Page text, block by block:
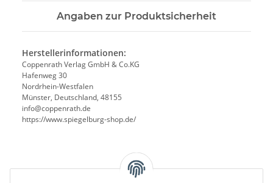
Angaben zur Produktsicherheit
Herstellerinformationen:
Coppenrath Verlag GmbH & Co.KG
Hafenweg 30
Nordrhein-Westfalen
Münster, Deutschland, 48155
info@coppenrath.de
https://www.spiegelburg-shop.de/